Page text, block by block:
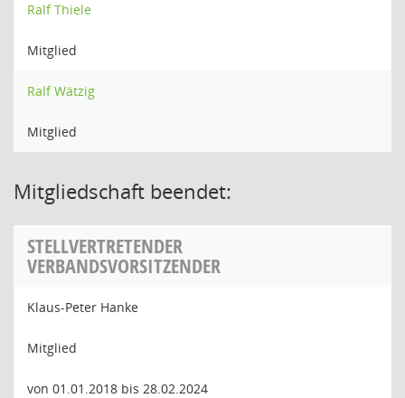
Ralf Thiele
Mitglied
Ralf Wätzig
Mitglied
Mitgliedschaft beendet:
STELLVERTRETENDER
VERBANDSVORSITZENDER
Klaus-Peter Hanke
Mitglied
von 01.01.2018 bis 28.02.2024